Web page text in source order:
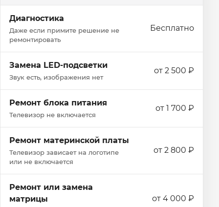
Диагностика
Даже если примите решение не
ремонтировать
Бесплатно
Замена LED-подсветки
Звук есть, изображения нет
от 2 500 ₽
Ремонт блока питания
Телевизор не включается
от 1 700 ₽
Ремонт материнской платы
Телевизор зависает на логотипе
или не включается
от 2 800 ₽
Ремонт или замена
матрицы
от 4 000 ₽